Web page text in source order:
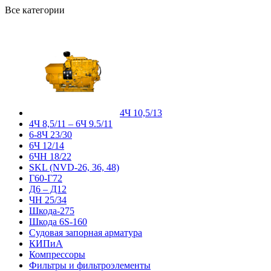
Все категории
4Ч 10,5/13
4Ч 8,5/11 – 6Ч 9.5/11
6-8Ч 23/30
6Ч 12/14
6ЧН 18/22
SKL (NVD-26, 36, 48)
Г60-Г72
Д6 – Д12
ЧН 25/34
Шкода-275
Шкода 6S-160
Судовая запорная арматура
КИПиА
Компрессоры
Фильтры и фильтроэлементы